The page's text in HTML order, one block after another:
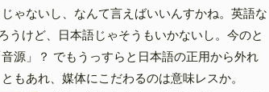
ゃないし、なんて言えばいいんすかね。英語な
うけど、日本語じゃそうもいかないし。今のと
源」？ でもうっすらと日本語の正用から外れ
もあれ、媒体にこだわるのは意味レスか。